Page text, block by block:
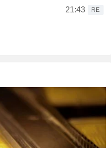
21:43
RE